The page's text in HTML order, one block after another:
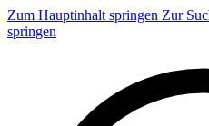
Zum Hauptinhalt springen Zur
springen